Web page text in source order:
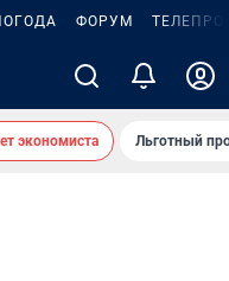
ФОРУМ
экономиста Льготный